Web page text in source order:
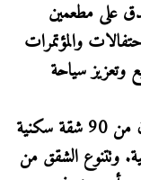
على مطعمين
والمؤتمرات
وتعزيز سياحة
أما برج الريتز – كارلتون ريزيدنس، فيتكون من 90 شقة سكنية
وتتنوع الشقق من